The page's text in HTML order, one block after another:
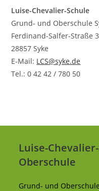
Luise-Chevalier-Schule
Grund- und Oberschule
Ferdinand-Salfer-Straße 3
28857 Syke
E-Mail: LCS@syke.de
Tel.: 0 42 42 / 780 50
Luise-
Oberschule
Grund- und